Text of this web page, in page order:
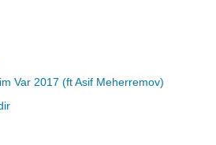
Var 2017 (ft Asif Meherremov)